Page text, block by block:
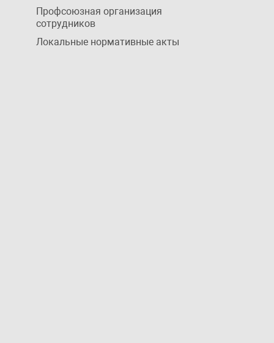
Профсоюзная организация
сотрудников
Локальные нормативные акты